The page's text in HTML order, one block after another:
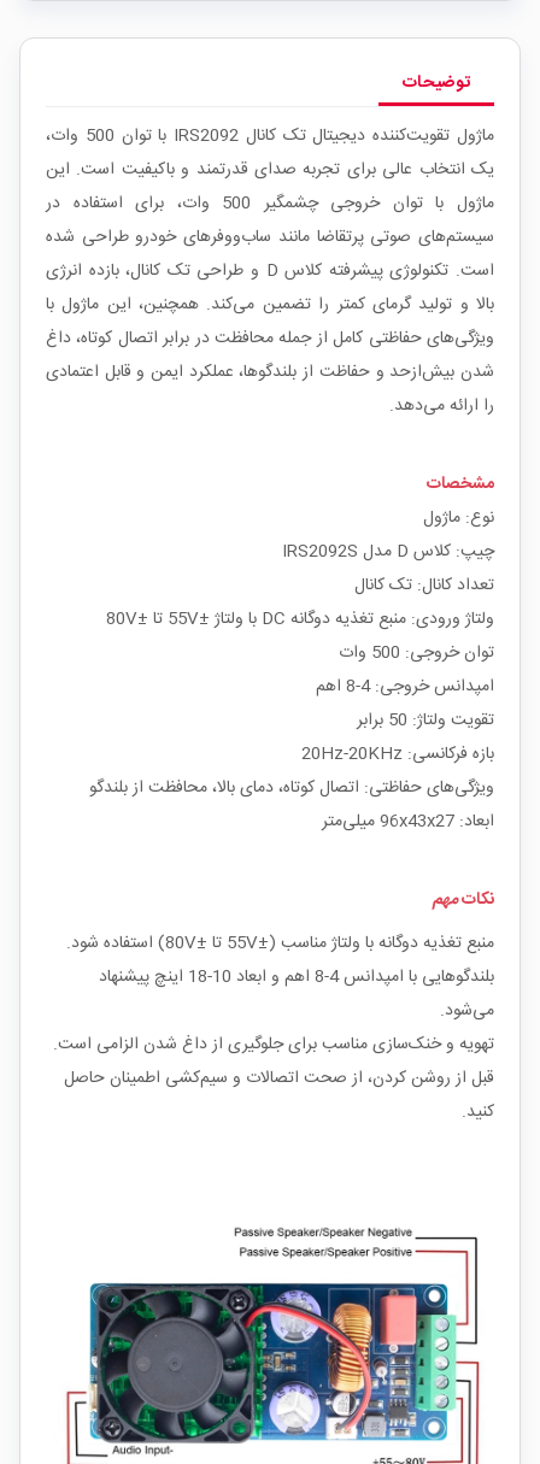
توضیحات
ماژول تقویت‌کننده دیجیتال تک کانال IRS2092 با توان 500 وات،
یک انتخاب عالی برای تجربه صدای قدرتمند و باکیفیت است. این
ماژول با توان خروجی چشمگیر 500 وات، برای استفاده در
سیستم‌های صوتی پرتقاضا مانند ساب‌ووفرهای خودرو طراحی شده
است. تکنولوژی پیشرفته کلاس D و طراحی تک کانال، بازده انرژی
بالا و تولید گرمای کمتر را تضمین می‌کند. همچنین، این ماژول با
ویژگی‌های حفاظتی کامل از جمله محافظت در برابر اتصال کوتاه، داغ
شدن بیش‌ازحد و حفاظت از بلندگوها، عملکرد ایمن و قابل اعتمادی
را ارائه می‌دهد.
مشخصات
نوع: ماژول
چیپ: کلاس D مدل IRS2092S
تعداد کانال: تک کانال
ولتاژ ورودی: منبع تغذیه دوگانه DC با ولتاژ ±55V تا ±80V
توان خروجی: 500 وات
امپدانس خروجی: 4-8 اهم
تقویت ولتاژ: 50 برابر
بازه فرکانسی: 20Hz-20KHz
ویژگی‌های حفاظتی: اتصال کوتاه، دمای بالا، محافظت از بلندگو
ابعاد: 96x43x27 میلی‌متر
نکاتمهم
منبع تغذیه دوگانه با ولتاژ مناسب (±55V تا ±80V) استفاده شود.
بلندگوهایی با امپدانس 4-8 اهم و ابعاد 10-18 اینچ پیشنهاد
می‌شود.
تهویه و خنک‌سازی مناسب برای جلوگیری از داغ شدن الزامی است.
قبل از روشن کردن، از صحت اتصالات و سیم‌کشی اطمینان حاصل
کنید.